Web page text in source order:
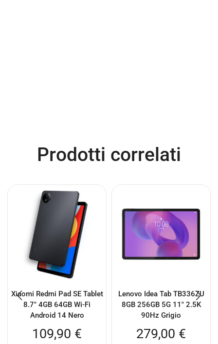
Prodotti correlati
Xiaomi Redmi Pad SE Tablet
8.7″ 4GB 64GB Wi-Fi
Android 14 Nero
109,90 €
Lenovo Idea Tab TB336ZU
8GB 256GB 5G 11″ 2.5K
90Hz Grigio
279,00 €